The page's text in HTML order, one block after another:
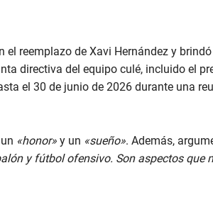
el reemplazo de Xavi Hernández y
directiva del equipo culé, incluido el
el 30 de junio de 2026 durante una
«honor» y un «sueño». Además,
y fútbol ofensivo. Son aspectos que